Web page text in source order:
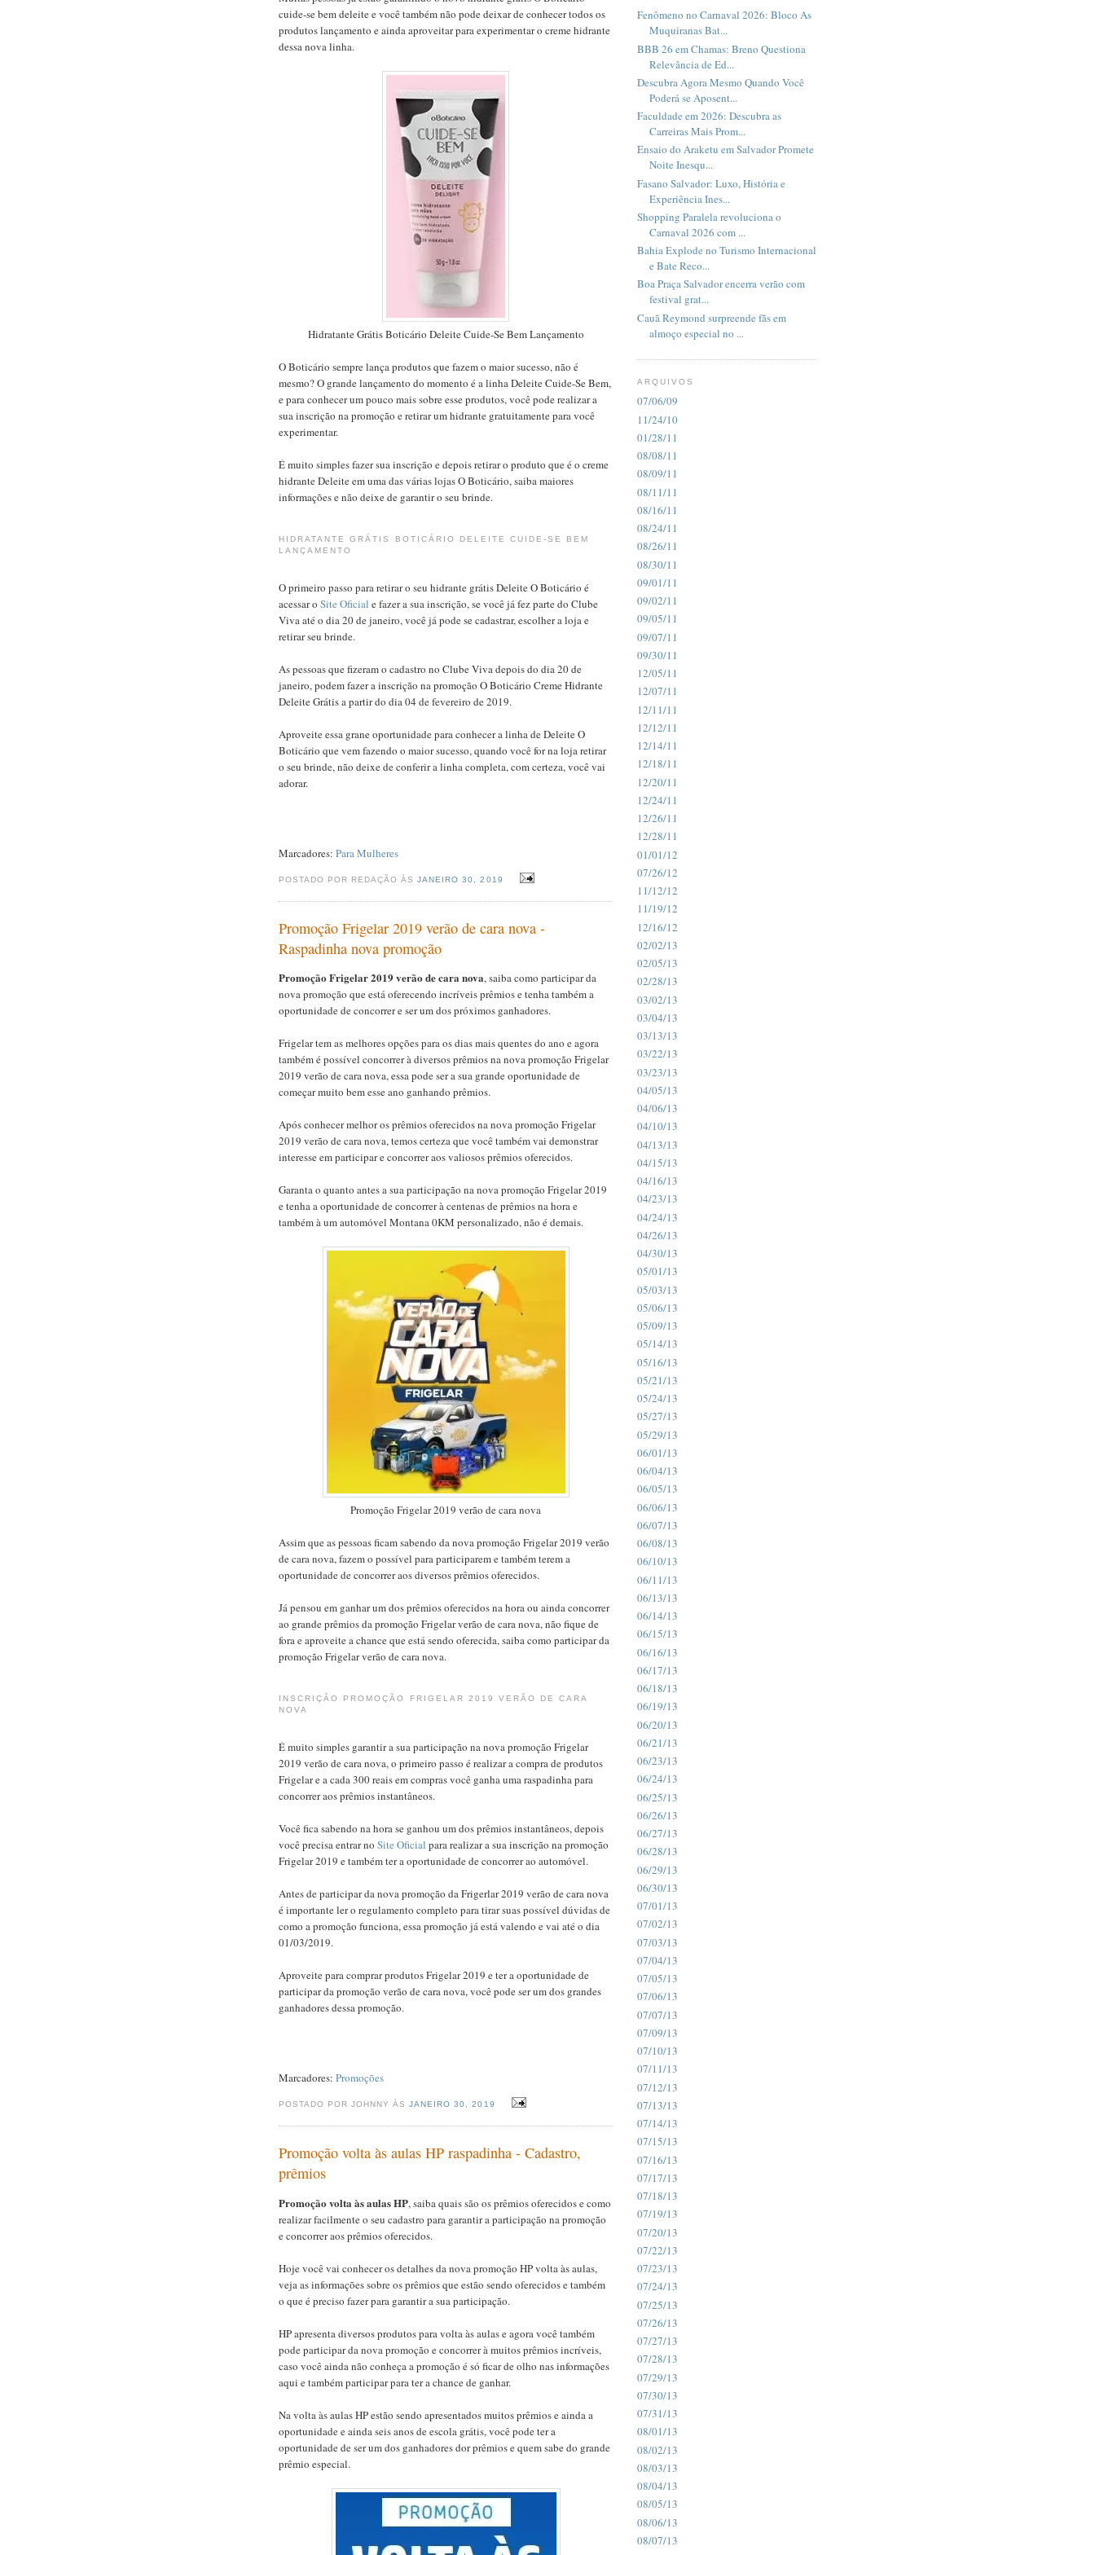
cuide-se bem deleite e você também não pode deixar de conhecer todos os
produtos lançamento e ainda aproveitar para experimentar o creme hidrante
dessa nova linha.
Hidratante Grátis Boticário Deleite Cuide-Se Bem Lançamento
O Boticário sempre lança produtos que fazem o maior sucesso, não é
mesmo? O grande lançamento do momento é a linha Deleite Cuide-Se Bem,
e para conhecer um pouco mais sobre esse produtos, você pode realizar a
sua inscrição na promoção e retirar um hidrante gratuitamente para você
experimentar.
É muito simples fazer sua inscrição e depois retirar o produto que é o creme
hidrante Deleite em uma das várias lojas O Boticário, saiba maiores
informações e não deixe de garantir o seu brinde.
HIDRATANTE GRÁTIS BOTICÁRIO DELEITE CUIDE-SE BEM
LANÇAMENTO
O primeiro passo para retirar o seu hidrante grátis Deleite O Boticário é
acessar o Site Oficial e fazer a sua inscrição, se você já fez parte do Clube
Viva até o dia 20 de janeiro, você já pode se cadastrar, escolher a loja e
retirar seu brinde.
As pessoas que fizeram o cadastro no Clube Viva depois do dia 20 de
janeiro, podem fazer a inscrição na promoção O Boticário Creme Hidrante
Deleite Grátis a partir do dia 04 de fevereiro de 2019.
Aproveite essa grane oportunidade para conhecer a linha de Deleite O
Boticário que vem fazendo o maior sucesso, quando você for na loja retirar
o seu brinde, não deixe de conferir a linha completa, com certeza, você vai
adorar.
Marcadores: Para Mulheres
POSTADO POR REDAÇÃO ÀSJANEIRO 30, 2019
Promoção Frigelar 2019 verão de cara nova -
Raspadinha nova promoção
Promoção Frigelar 2019 verão de cara nova, saiba como participar da
nova promoção que está oferecendo incríveis prêmios e tenha também a
oportunidade de concorrer e ser um dos próximos ganhadores.
Frigelar tem as melhores opções para os dias mais quentes do ano e agora
também é possível concorrer à diversos prêmios na nova promoção Frigelar
2019 verão de cara nova, essa pode ser a sua grande oportunidade de
começar muito bem esse ano ganhando prêmios.
Após conhecer melhor os prêmios oferecidos na nova promoção Frigelar
2019 verão de cara nova, temos certeza que você também vai demonstrar
interesse em participar e concorrer aos valiosos prêmios oferecidos.
Garanta o quanto antes a sua participação na nova promoção Frigelar 2019
e tenha a oportunidade de concorrer à centenas de prêmios na hora e
também à um automóvel Montana 0KM personalizado, não é demais.
Promoção Frigelar 2019 verão de cara nova
Assim que as pessoas ficam sabendo da nova promoção Frigelar 2019 verão
de cara nova, fazem o possível para participarem e também terem a
oportunidade de concorrer aos diversos prêmios oferecidos.
Já pensou em ganhar um dos prêmios oferecidos na hora ou ainda concorrer
ao grande prêmios da promoção Frigelar verão de cara nova, não fique de
fora e aproveite a chance que está sendo oferecida, saiba como participar da
promoção Frigelar verão de cara nova.
INSCRIÇÃO PROMOÇÃO FRIGELAR 2019 VERÃO DE CARA
NOVA
É muito simples garantir a sua participação na nova promoção Frigelar
2019 verão de cara nova, o primeiro passo é realizar a compra de produtos
Frigelar e a cada 300 reais em compras você ganha uma raspadinha para
concorrer aos prêmios instantâneos.
Você fica sabendo na hora se ganhou um dos prêmios instantâneos, depois
você precisa entrar no Site Oficial para realizar a sua inscrição na promoção
Frigelar 2019 e também ter a oportunidade de concorrer ao automóvel.
Antes de participar da nova promoção da Frigerlar 2019 verão de cara nova
é importante ler o regulamento completo para tirar suas possível dúvidas de
como a promoção funciona, essa promoção já está valendo e vai até o dia
01/03/2019.
Aproveite para comprar produtos Frigelar 2019 e ter a oportunidade de
participar da promoção verão de cara nova, você pode ser um dos grandes
ganhadores dessa promoção.
Marcadores: Promoções
POSTADO POR JOHNNY ÀSJANEIRO 30, 2019
Promoção volta às aulas HP raspadinha - Cadastro,
prêmios
Promoção volta às aulas HP, saiba quais são os prêmios oferecidos e como
realizar facilmente o seu cadastro para garantir a participação na promoção
e concorrer aos prêmios oferecidos.
Hoje você vai conhecer os detalhes da nova promoção HP volta às aulas,
veja as informações sobre os prêmios que estão sendo oferecidos e também
o que é preciso fazer para garantir a sua participação.
HP apresenta diversos produtos para volta às aulas e agora você também
pode participar da nova promoção e concorrer à muitos prêmios incríveis,
caso você ainda não conheça a promoção é só ficar de olho nas informações
aqui e também participar para ter a chance de ganhar.
Na volta às aulas HP estão sendo apresentados muitos prêmios e ainda a
oportunidade e ainda seis anos de escola grátis, você pode ter a
oportunidade de ser um dos ganhadores dor prêmios e quem sabe do grande
prêmio especial.
Fenômeno no Carnaval 2026: Bloco As
Muquiranas Bat...
BBB 26 em Chamas: Breno Questiona
Relevância de Ed...
Descubra Agora Mesmo Quando Você
Poderá se Aposent...
Faculdade em 2026: Descubra as
Carreiras Mais Prom...
Ensaio do Araketu em Salvador Promete
Noite Inesqu...
Fasano Salvador: Luxo, História e
Experiência Ines...
Shopping Paralela revoluciona o
Carnaval 2026 com ...
Bahia Explode no Turismo Internacional
e Bate Reco...
Boa Praça Salvador encerra verão com
festival grat...
Cauã Reymond surpreende fãs em
almoço especial no ...
ARQUIVOS
07/06/09
11/24/10
01/28/11
08/08/11
08/09/11
08/11/11
08/16/11
08/24/11
08/26/11
08/30/11
09/01/11
09/02/11
09/05/11
09/07/11
09/30/11
12/05/11
12/07/11
12/11/11
12/12/11
12/14/11
12/18/11
12/20/11
12/24/11
12/26/11
12/28/11
01/01/12
07/26/12
11/12/12
11/19/12
12/16/12
02/02/13
02/05/13
02/28/13
03/02/13
03/04/13
03/13/13
03/22/13
03/23/13
04/05/13
04/06/13
04/10/13
04/13/13
04/15/13
04/16/13
04/23/13
04/24/13
04/26/13
04/30/13
05/01/13
05/03/13
05/06/13
05/09/13
05/14/13
05/16/13
05/21/13
05/24/13
05/27/13
05/29/13
06/01/13
06/04/13
06/05/13
06/06/13
06/07/13
06/08/13
06/10/13
06/11/13
06/13/13
06/14/13
06/15/13
06/16/13
06/17/13
06/18/13
06/19/13
06/20/13
06/21/13
06/23/13
06/24/13
06/25/13
06/26/13
06/27/13
06/28/13
06/29/13
06/30/13
07/01/13
07/02/13
07/03/13
07/04/13
07/05/13
07/06/13
07/07/13
07/09/13
07/10/13
07/11/13
07/12/13
07/13/13
07/14/13
07/15/13
07/16/13
07/17/13
07/18/13
07/19/13
07/20/13
07/22/13
07/23/13
07/24/13
07/25/13
07/26/13
07/27/13
07/28/13
07/29/13
07/30/13
07/31/13
08/01/13
08/02/13
08/03/13
08/04/13
08/05/13
08/06/13
08/07/13